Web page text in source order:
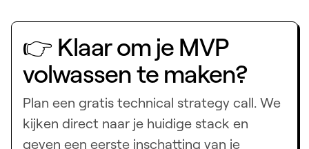
👉 Klaar om je MVP
volwassen te maken?
Plan een gratis technical strategy call. We
kijken direct naar je huidige stack en
geven een eerste inschatting van je